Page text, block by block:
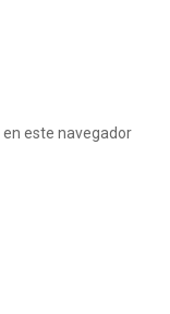
este navegador